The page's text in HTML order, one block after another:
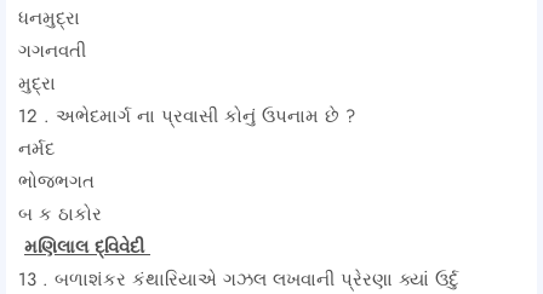
ધનમુદ્રા
ગગનવતી
મુદ્રા
12 . અભેદમાર્ગ ના પ્રવાસી કોનું ઉપનામ છે ?
નર્મદ
ભોજભગત
બ ક ઠાકોર
મણિલાલ દ્વિવેદી
13 . બળાશંકર કંથારિયાએ ગઝલ લખવાની પ્રેરણા ક્યાં ઉર્દુ